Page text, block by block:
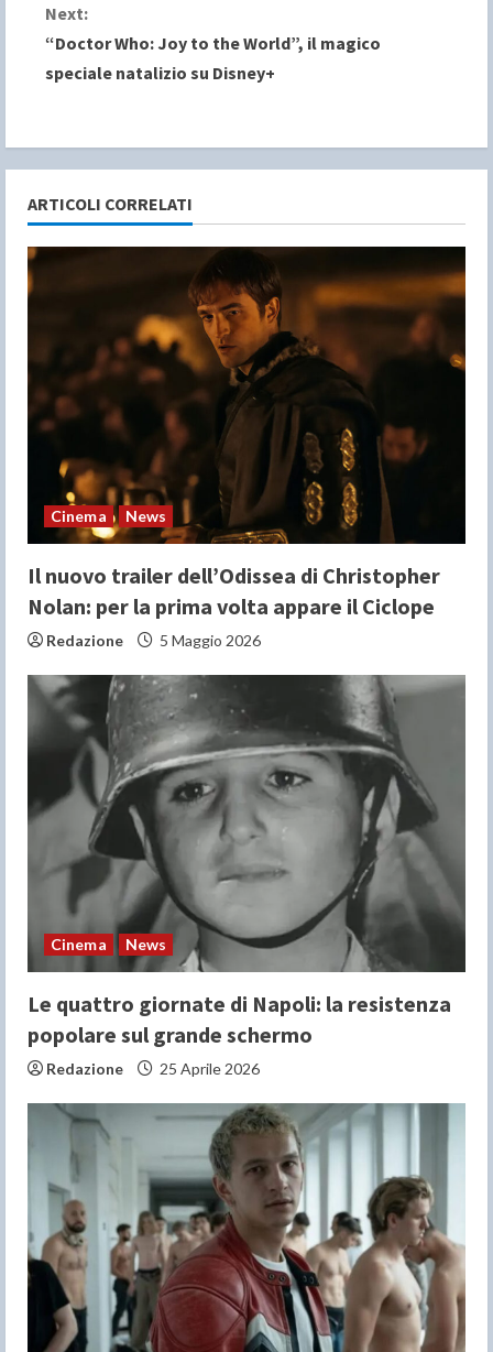
t
i
u
e
R
d
i
n
g
Next:
“Doctor Who: Joy to the World”, il magico
speciale natalizio su Disney+
ARTICOLI CORRELATI
Cinema News
Il nuovo trailer dell’Odissea di Christopher
Nolan: per la prima volta appare il Ciclope
Redazione 5 Maggio 2026
Cinema News
Le quattro giornate di Napoli: la resistenza
popolare sul grande schermo
Redazione 25 Aprile 2026